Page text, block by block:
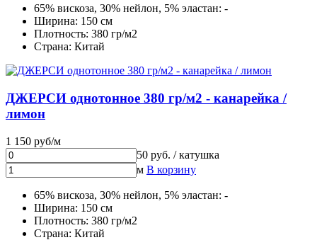
65% вискоза, 30% нейлон, 5% эластан: -
Ширина: 150 см
Плотность: 380 гр/м2
Страна: Китай
ДЖЕРСИ однотонное 380 гр/м2 - канарейка /
лимон
1 150 руб/м
50 руб. / катушка
м В корзину
65% вискоза, 30% нейлон, 5% эластан: -
Ширина: 150 см
Плотность: 380 гр/м2
Страна: Китай